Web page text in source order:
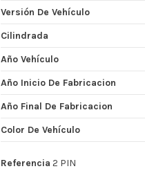
Versión De Vehículo
Cilindrada
Año Vehículo
Año Inicio De Fabricacion
Año Final De Fabricacion
Color De Vehículo
Referencia 2 PIN